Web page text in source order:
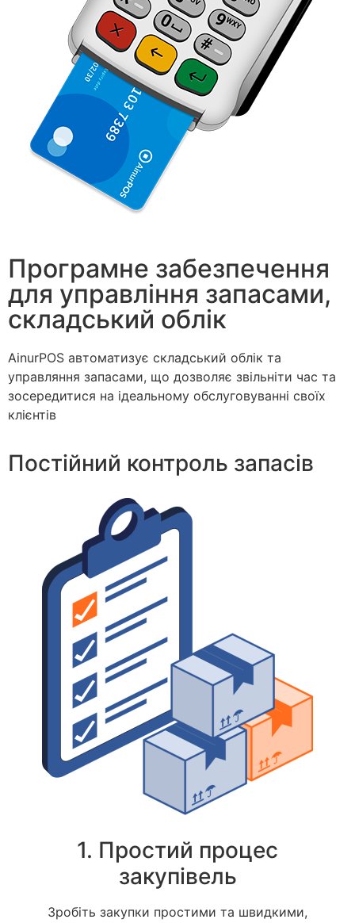
Програмне забезпечення
для управління запасами,
складський облік
AinurPOS автоматизує складський облік та
управляння запасами, що дозволяє звільніти час та
зосередитися на ідеальному обслуговуванні своїх
клієнтів
Постійний контроль запасів
1. Простий процес
закупівель
Зробіть закупки простими та швидкими,